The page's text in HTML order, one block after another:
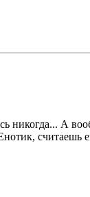
никогда... А
считаешь